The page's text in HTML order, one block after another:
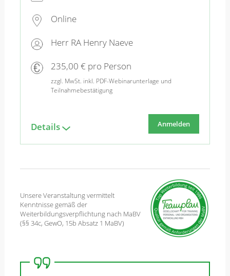
Online
Herr RA Henry Naeve
235,00 € pro Person
zzgl. MwSt. inkl. PDF-Webinarunterlage und
Teilnahmebestätigung
Details Anmelden
Unsere Veranstaltung vermittelt
Kenntnisse gemäß der
Weiterbildungsverpflichtung nach MaBV
(§§ 34c, GewO, 15b Absatz 1 MaBV)